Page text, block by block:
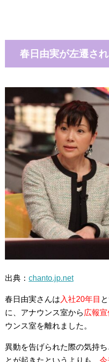
春日由実が左遷さ
出典： chanto.jp.net
春日由実さんは 入社20年目
に、アナウンス室から 広報
ウンス室を離れました。
異動を告げられた際の気持
とが起きたというよりも、 今